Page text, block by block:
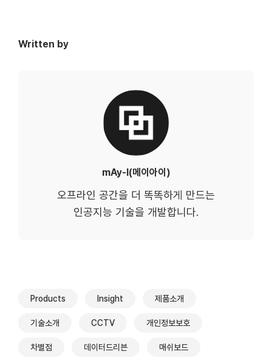
Written by
mAy-I(메이아이)
오프라인 공간을 더 똑똑하게 만드는
인공지능 기술을 개발합니다.
Products Insight 제품소개
기술소개 CCTV 개인정보보호
차별점 데이터드리븐 매쉬보드